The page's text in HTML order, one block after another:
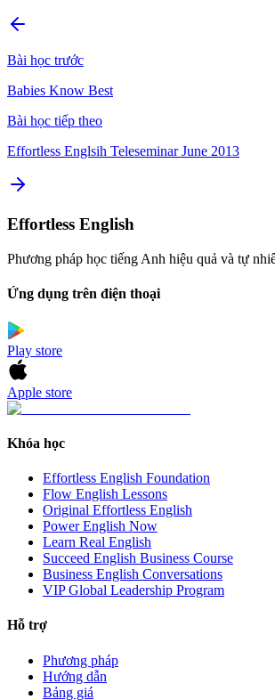
Bài học trước
Babies Know Best
Bài học tiếp theo
Effortless Englsih Teleseminar June 2013
Effortless English
Phương pháp học tiếng Anh hiệu quả và tự
Ứng dụng trên điện thoại
Play store
Apple store
Khóa học
Effortless English Foundation
Flow English Lessons
Original Effortless English
Power English Now
Learn Real English
Succeed English Business Course
Business English Conversations
VIP Global Leadership Program
Hỗ trợ
Phương pháp
Hướng dẫn
Bảng giá